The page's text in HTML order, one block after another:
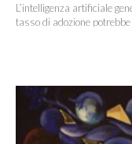
L’intelligenza artificiale
tasso di adozione potrebbe